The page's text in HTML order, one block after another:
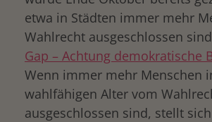
etwa in Städten immer mehr
Wahlrecht ausgeschlossen
Gap – Achtung demokratische
Wenn immer mehr Menschen
wahlfähigen Alter vom
ausgeschlossen sind, stellt